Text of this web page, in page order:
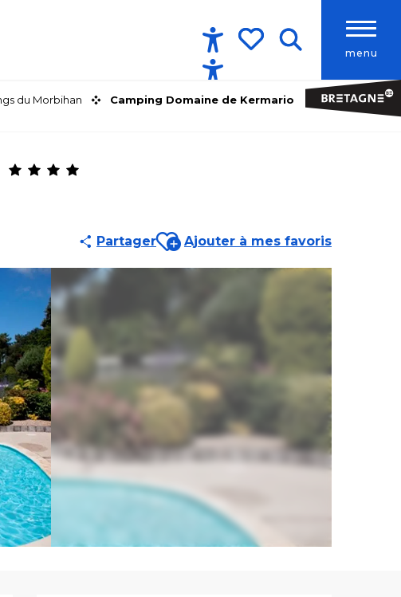
menu
Accessibilité
du Morbihan Camping Domaine de Kermario
PartagerAjouter aux favoris
Ajouter à mes favoris